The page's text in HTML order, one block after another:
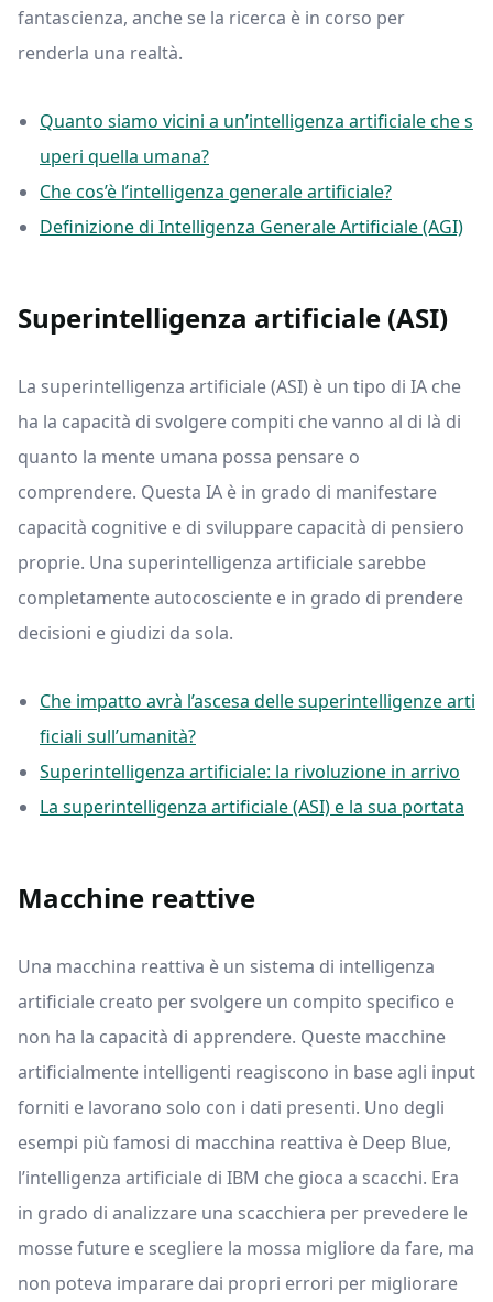
fantascienza, anche se la ricerca è in corso per
renderla una realtà.
Quanto siamo vicini a un’intelligenza artificiale che s
uperi quella umana?
Che cos’è l’intelligenza generale artificiale?
Definizione di Intelligenza Generale Artificiale (AGI)
Superintelligenza artificiale (ASI)
La superintelligenza artificiale (ASI) è un tipo di IA che
ha la capacità di svolgere compiti che vanno al di là di
quanto la mente umana possa pensare o
comprendere. Questa IA è in grado di manifestare
capacità cognitive e di sviluppare capacità di pensiero
proprie. Una superintelligenza artificiale sarebbe
completamente autocosciente e in grado di prendere
decisioni e giudizi da sola.
Che impatto avrà l’ascesa delle superintelligenze arti
ficiali sull’umanità?
Superintelligenza artificiale: la rivoluzione in arrivo
La superintelligenza artificiale (ASI) e la sua portata
Macchine reattive
Una macchina reattiva è un sistema di intelligenza
artificiale creato per svolgere un compito specifico e
non ha la capacità di apprendere. Queste macchine
artificialmente intelligenti reagiscono in base agli input
forniti e lavorano solo con i dati presenti. Uno degli
esempi più famosi di macchina reattiva è Deep Blue,
l’intelligenza artificiale di IBM che gioca a scacchi. Era
in grado di analizzare una scacchiera per prevedere le
mosse future e scegliere la mossa migliore da fare, ma
non poteva imparare dai propri errori per migliorare